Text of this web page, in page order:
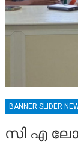
BANNER SLIDER
സി എ